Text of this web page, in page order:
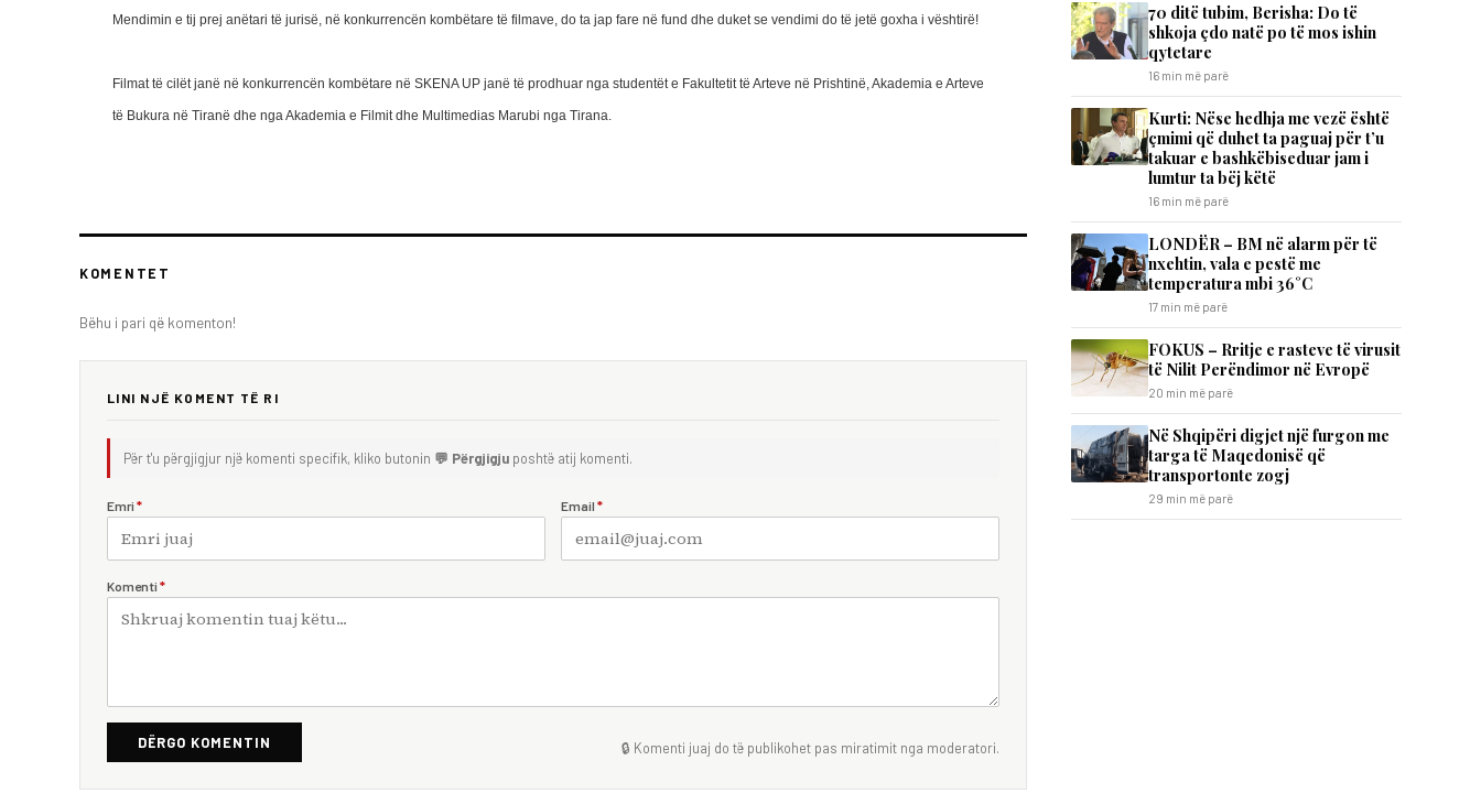
Mendimin e tij prej anëtari të jurisë, në konkurrencën kombëtare të filmave, do ta jap fare në fund dhe duket se vendimi do të jetë goxha i vështirë!
Filmat të cilët janë në konkurrencën kombëtare në SKENA UP janë të prodhuar nga studentët e Fakultetit të Arteve në Prishtinë, Akademia e Arteve
të Bukura në Tiranë dhe nga Akademia e Filmit dhe Multimedias Marubi nga Tirana.
KOMENTET
Bëhu i pari që komenton!
LINI NJË KOMENT TË RI
Për t'u përgjigjur një komenti specifik, kliko butonin 💬 Përgjigju poshtë atij komenti.
Emri * Email *
Komenti *
DËRGO KOMENTIN 🔒 Komenti juaj do të publikohet pas miratimit nga moderatori.
70 ditë tubim, Berisha: Do të
shkoja çdo natë po të mos ishin
qytetare
16 min më parë
Kurti: Nëse hedhja me vezë është
çmimi që duhet ta paguaj për t’u
takuar e bashkëbiseduar jam i
lumtur ta bëj këtë
16 min më parë
LONDËR – BM në alarm për të
nxehtin, vala e pestë me
temperatura mbi 36°C
17 min më parë
FOKUS – Rritje e rasteve të virusit
të Nilit Perëndimor në Evropë
20 min më parë
Në Shqipëri digjet një furgon me
targa të Maqedonisë që
transportonte zogj
29 min më parë